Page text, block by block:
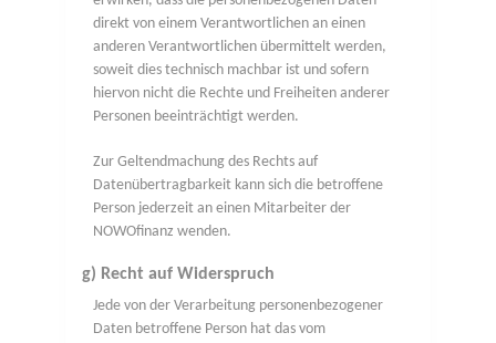
direkt von einem Verantwortlichen an einen
anderen Verantwortlichen übermittelt werden,
soweit dies technisch machbar ist und sofern
hiervon nicht die Rechte und Freiheiten anderer
Personen beeinträchtigt werden.
Zur Geltendmachung des Rechts auf
Datenübertragbarkeit kann sich die betroffene
Person jederzeit an einen Mitarbeiter der
NOWOfinanz wenden.
g) Recht auf Widerspruch
Jede von der Verarbeitung personenbezogener
Daten betroffene Person hat das vom